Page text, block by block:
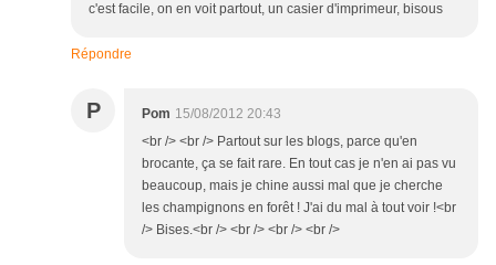
c'est facile, on en voit partout, un casier d'imprimeur, bisous
Répondre
P Pom 15/08/2012 20:43
<br /> <br /> Partout sur les blogs, parce qu'en
brocante, ça se fait rare. En tout cas je n'en ai pas vu
beaucoup, mais je chine aussi mal que je cherche
les champignons en forêt ! J'ai du mal à tout voir !<br
/> Bises.<br /> <br /> <br /> <br />